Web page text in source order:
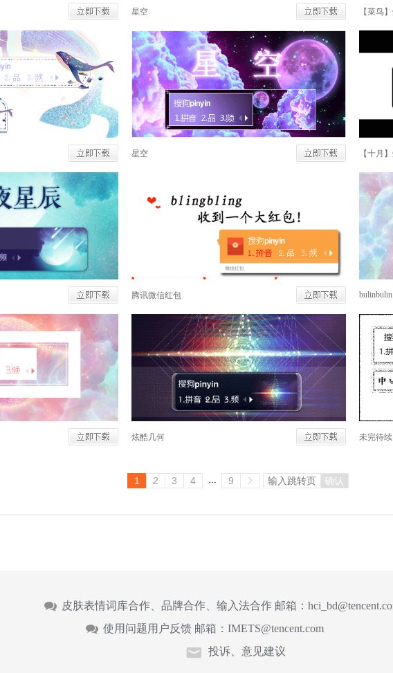
星空 【菜鸟
星空 【十月
腾讯微信红包 bulinbulin
炫酷几何 未完待续
1 2 3 4 9 确认
皮肤表情词库合作、品牌合作、输入法合作 邮箱：
使用问题用户反馈 邮箱： IMETS@tencent.com
投诉、意见建议